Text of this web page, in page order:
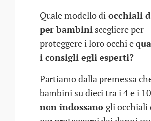
Quale modello di occhiali
per bambini scegliere per
proteggere i loro occhi e q
i consigli egli esperti?
Partiamo dalla premessa
bambini su dieci tra i 4 e i
non indossano gli occhiali